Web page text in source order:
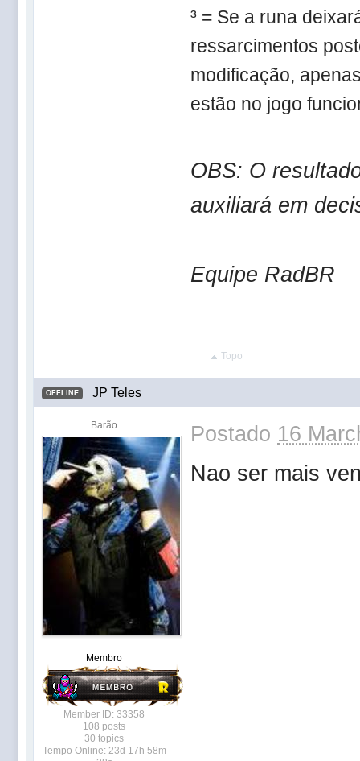
³ = Se a runa
ressarcimentos
modificação,
estão no jogo
OBS: O
auxiliará em
Equipe RadBR
Topo
OFFLINE JP Teles
Barão
Membro
Member ID: 33358
108 posts
30 topics
Tempo Online: 23d 17h 58m
Postado 16
Nao ser mais